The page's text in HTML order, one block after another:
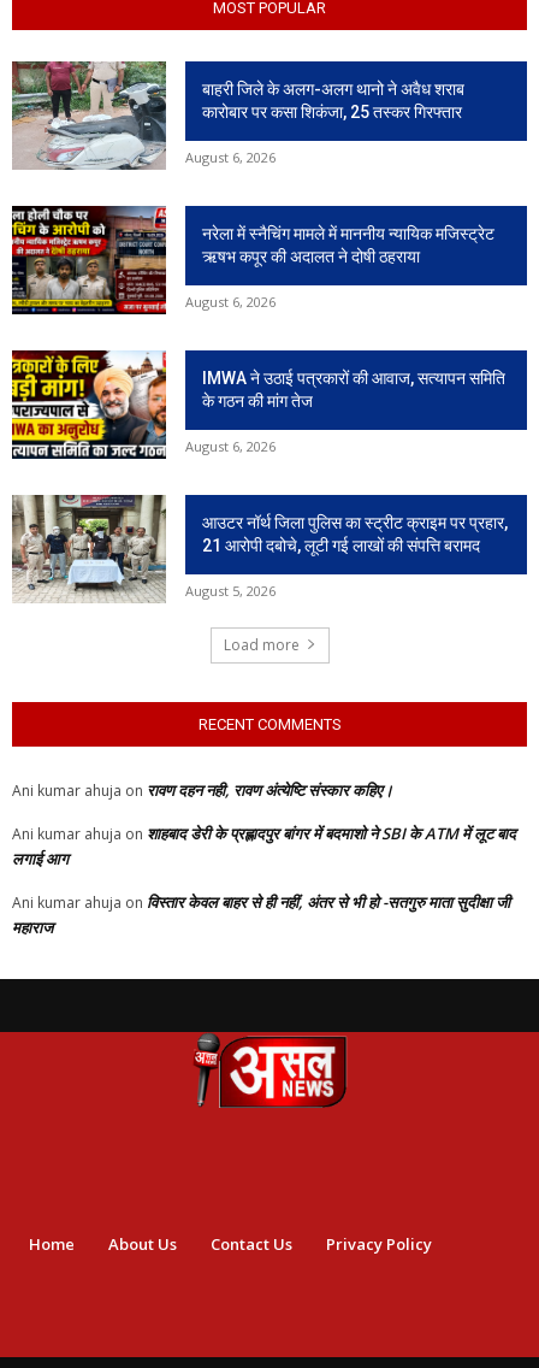
MOST POPULAR
बाहरी जिले के अलग-अलग थानो ने अवैध शराब
कारोबार पर कसा शिकंजा, 25 तस्कर गिरफ्तार
August 6, 2026
नरेला में स्नैचिंग मामले में माननीय न्यायिक मजिस्ट्रेट
ऋषभ कपूर की अदालत ने दोषी ठहराया
August 6, 2026
IMWA ने उठाई पत्रकारों की आवाज, सत्यापन समिति
के गठन की मांग तेज
August 6, 2026
आउटर नॉर्थ जिला पुलिस का स्ट्रीट क्राइम पर प्रहार,
21 आरोपी दबोचे, लूटी गई लाखों की संपत्ति बरामद
August 5, 2026
Load more
RECENT COMMENTS
Ani kumar ahuja on रावण दहन नही, रावण अंत्येष्टि संस्कार कहिए।
Ani kumar ahuja on शाहबाद डेरी के प्रह्लादपुर बांगर में बदमाशो ने SBI के ATM में लूट बाद
लगाई आग
Ani kumar ahuja on विस्तार केवल बाहर से ही नहीं, अंतर से भी हो -सतगुरु माता सुदीक्षा जी
महाराज
Home About Us Contact Us Privacy Policy